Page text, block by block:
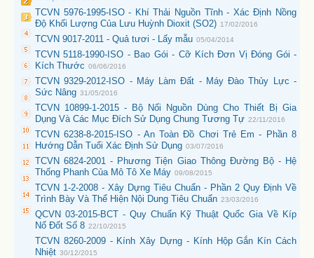
TCVN 5976-1995-ISO - Khí Thải Nguồn Tĩnh - Xác Định Nồng
Độ Khối Lượng Của Lưu Huỳnh Dioxit (SO2) 17/02/2016
TCVN 9017-2011 - Quả tươi - Lấy mẫu 05/04/2014
TCVN 5118-1990-ISO - Bao Gói - Cỡ Kích Đơn Vị Đóng Gói -
Kích Thước 06/06/2016
TCVN 9329-2012-ISO - Máy Làm Đất - Máy Đào Thủy Lực -
Sức Nâng 31/05/2016
TCVN 10899-1-2015 - Bộ Nối Nguồn Dùng Cho Thiết Bị Gia
Dụng Và Các Mục Đích Sử Dụng Chung Tương Tự 22/11/2016
TCVN 6238-8-2015-ISO - An Toàn Đồ Chơi Trẻ Em - Phần 8
Hướng Dẫn Tuổi Xác Định Sử Dụng 03/07/2016
TCVN 6824-2001 - Phương Tiện Giao Thông Đường Bộ - Hệ
Thống Phanh Của Mô Tô Xe Máy 09/08/2015
TCVN 1-2-2008 - Xây Dựng Tiêu Chuẩn - Phần 2 Quy Định Về
Trình Bày Và Thể Hiện Nội Dung Tiêu Chuẩn 23/03/2016
QCVN 03-2015-BCT - Quy Chuẩn Kỹ Thuật Quốc Gia Về Kíp
Nổ Đốt Số 8 22/10/2015
TCVN 8260-2009 - Kính Xây Dựng - Kính Hộp Gắn Kín Cách
Nhiệt 30/12/2015